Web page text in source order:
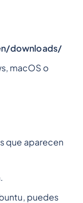
downloads/
macOS o
que aparecen
puedes